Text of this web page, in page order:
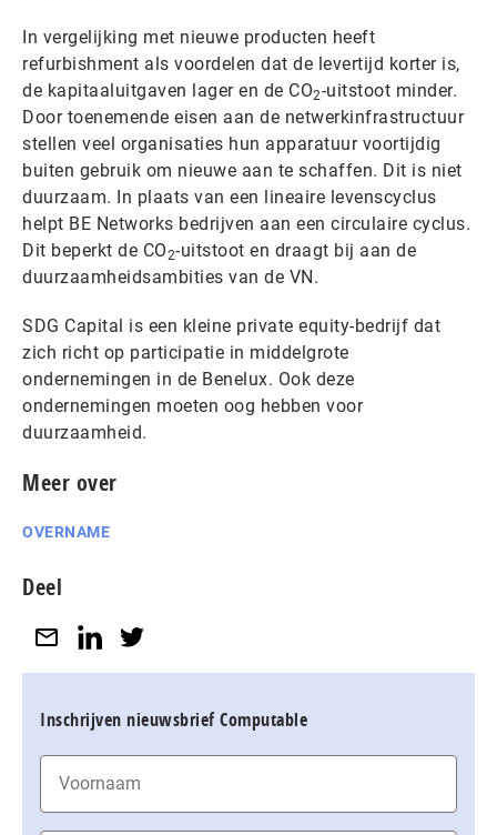
In vergelijking met nieuwe producten heeft
refurbishment als voordelen dat de levertijd korter is,
de kapitaaluitgaven lager en de CO2-uitstoot minder.
Door toenemende eisen aan de netwerkinfrastructuur
stellen veel organisaties hun apparatuur voortijdig
buiten gebruik om nieuwe aan te schaffen. Dit is niet
duurzaam. In plaats van een lineaire levenscyclus
helpt BE Networks bedrijven aan een circulaire cyclus.
Dit beperkt de CO2-uitstoot en draagt bij aan de
duurzaamheidsambities van de VN.
SDG Capital is een kleine private equity-bedrijf dat
zich richt op participatie in middelgrote
ondernemingen in de Benelux. Ook deze
ondernemingen moeten oog hebben voor
duurzaamheid.
Meer over
OVERNAME
Deel
Inschrijven nieuwsbrief Computable